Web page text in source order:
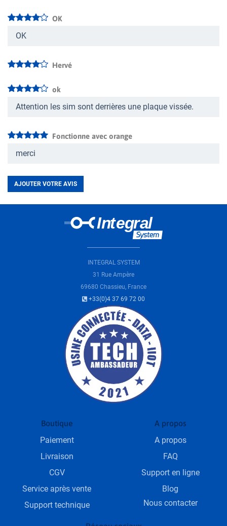
OK
OK
Hervé
ok
Attention les sim sont derrières une plaque vissée.
Fonctionne avec orange
merci
AJOUTER VOTRE AVIS
INTEGRAL SYSTEM
31 Rue Ampère
69680 Chassieu, France
+33(0)4 37 69 72 00
Boutique
Paiement
Livraison
CGV
Service après vente
Support technique
A propos
A propos
FAQ
Support en ligne
Blog
Nous contacter